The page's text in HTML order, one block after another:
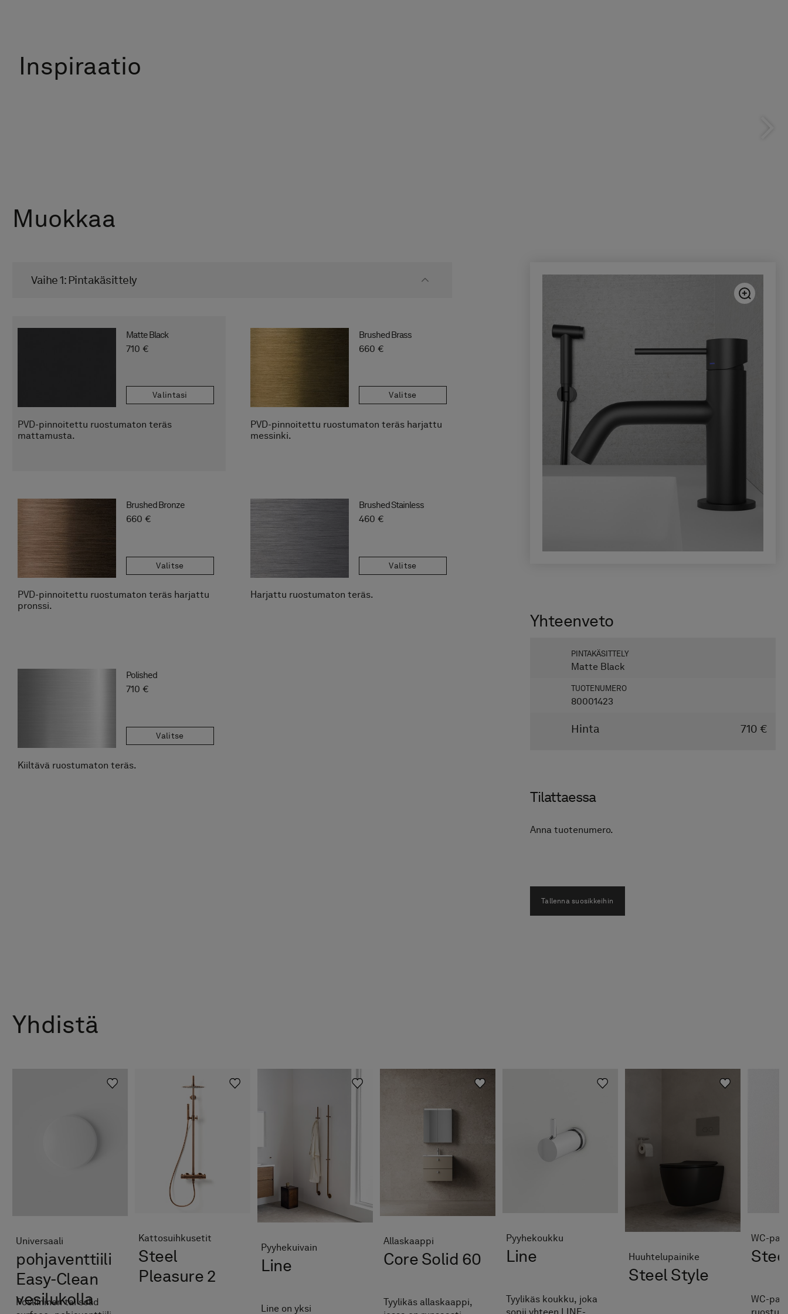
Inspiraatio
Muokkaa
Yhteen­veto
PINTAKÄSITTELY
Matte Black
TUOTENUMERO
80001423
Hinta 710 €
Tilattaessa
Anna tuotenumero.
Tallenna suosikkeihin
Vaihe 1: Pintakäsittely
Matte Black
710 €
Valintasi
PVD-pinnoitettu ruostumaton teräs
mattamusta.
Brushed Brass
660 €
Valitse
PVD-pinnoitettu ruostumaton teräs harjattu
messinki.
Brushed Bronze
660 €
Valitse
PVD-pinnoitettu ruostumaton teräs harjattu
pronssi.
Brushed Stainless
460 €
Valitse
Harjattu ruostumaton teräs.
Polished
710 €
Valitse
Kiiltävä ruostumaton teräs.
Yhdistä
Universaali
pohjaventtiili
Easy-Clean
vesilukolla
Posliininen tai solid
Kattosuihkusetit
Steel
Pleasure 2
Pyyhekuivain
Line
Line on yksi
Allaskaappi
Core Solid 60
Tyylikäs allaskaappi,
Pyyhekoukku
Line
Tyylikäs koukku, joka
Huuhtelupainike
Steel Style
WC-
WC-